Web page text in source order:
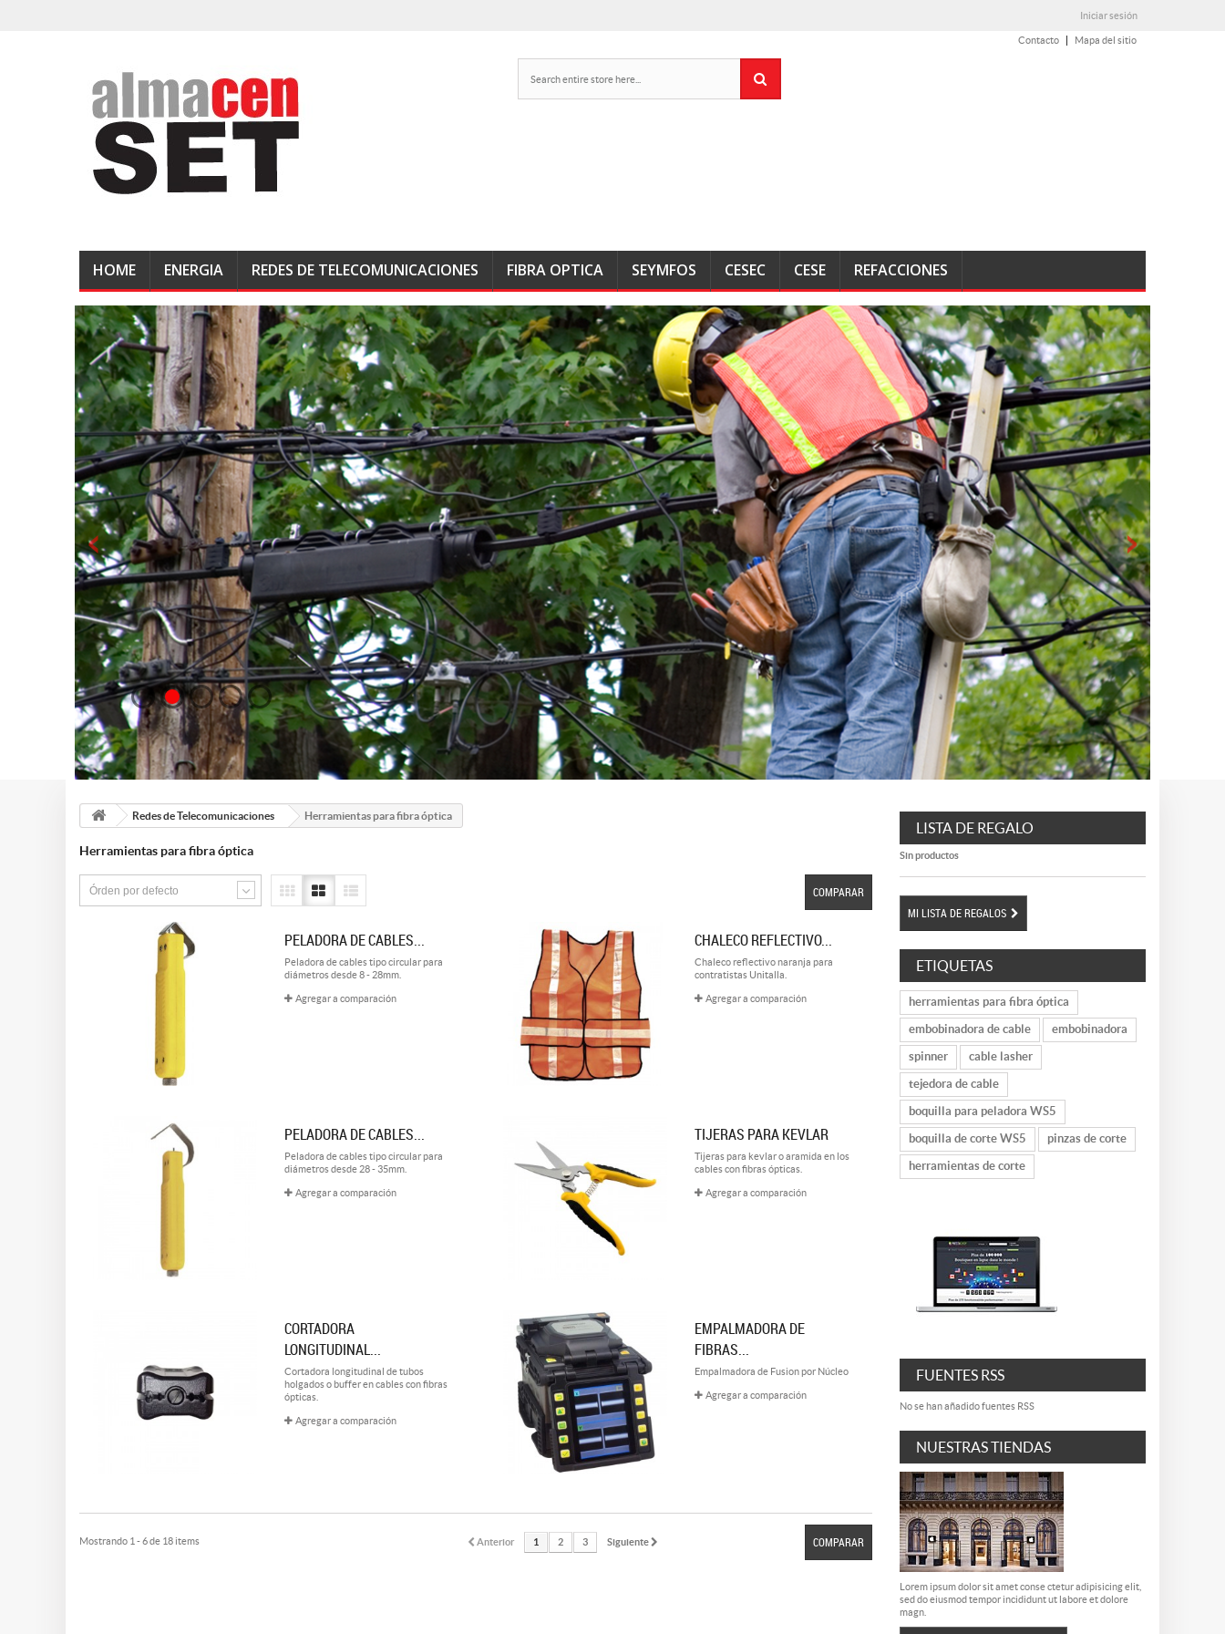
Iniciar sesión
Contacto Mapa del sitio
HOME ENERGIA REDES DE TELECOMUNICACIONES FIBRA OPTICA SEYMFOS CESEC CESE REFACCIONES
Redes de Telecomunicaciones Herramientas para fibra óptica
Herramientas para fibra óptica
Órden por defecto COMPARAR
PELADORA DE CABLES...
Peladora de cables tipo circular para
diámetros desde 8 - 28mm.
Agregar a comparación
CHALECO REFLECTIVO...
Chaleco reflectivo naranja para
contratistas Unitalla.
Agregar a comparación
PELADORA DE CABLES...
Peladora de cables tipo circular para
diámetros desde 28 - 35mm.
Agregar a comparación
TIJERAS PARA KEVLAR
Tijeras para kevlar o aramida en los
cables con fibras ópticas.
Agregar a comparación
CORTADORA
LONGITUDINAL...
Cortadora longitudinal de tubos
holgados o buffer en cables con fibras
ópticas.
Agregar a comparación
EMPALMADORA DE
FIBRAS...
Empalmadora de Fusion por Núcleo
Agregar a comparación
COMPARAR
Anterior 1 2 3 Siguiente
Mostrando 1 - 6 de 18 items
LISTA DE REGALO
Sin productos
MI LISTA DE REGALOS
ETIQUETAS
herramientas para fibra óptica
embobinadora de cable
embobinadora
spinner
cable lasher
tejedora de cable
boquilla para peladora WS5
boquilla de corte WS5
pinzas de corte
herramientas de corte
FUENTES RSS
No se han añadido fuentes RSS
NUESTRAS TIENDAS
Lorem ipsum dolor sit amet conse ctetur adipisicing elit,
sed do eiusmod tempor incididunt ut labore et dolore
magn.